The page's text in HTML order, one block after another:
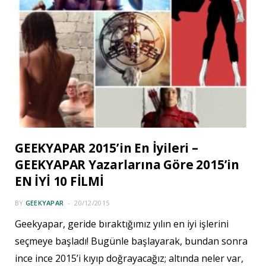
GEEKYAPAR 2015’in En İyileri –
GEEKYAPAR Yazarlarına Göre 2015’in
EN İYİ 10 FİLMİ
BY GEEKYAPAR 20/12/2015
Geekyapar, geride bıraktığımız yılın en iyi işlerini
seçmeye başladı! Bugünle başlayarak, bundan sonra
ince ince 2015’i kıyıp doğrayacağız; altında neler var,